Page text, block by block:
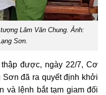
Lâm Văn Chung. Ảnh:
Sơn.
được, ngày 22/7, Cơ
đã ra quyết định khởi
và lệnh bắt tạm giam đối